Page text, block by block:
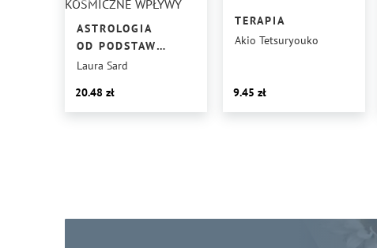
ASTROLOGIA
OD PODSTAW
ODKRYWAMY
WPŁYWY
Laura Sard
20.48
TERAPIA
Akio Tetsuryouko
9.45